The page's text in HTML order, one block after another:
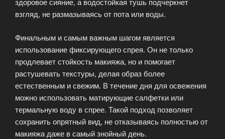
взгляд, не размазываясь от пота или воды.
Финальным и самым важным шагом является
использование фиксирующего спрея. Он не только
продлевает стойкость макияжа, но и помогает
растушевать текстуры, делая образ более
естественным и свежим. В течение дня для освежения
можно использовать матирующие салфетки или
термальную воду в спрее. Такой подход позволяет
сохранить опрятный вид, не отказываясь полностью от
макияжа даже в самый знойный день.